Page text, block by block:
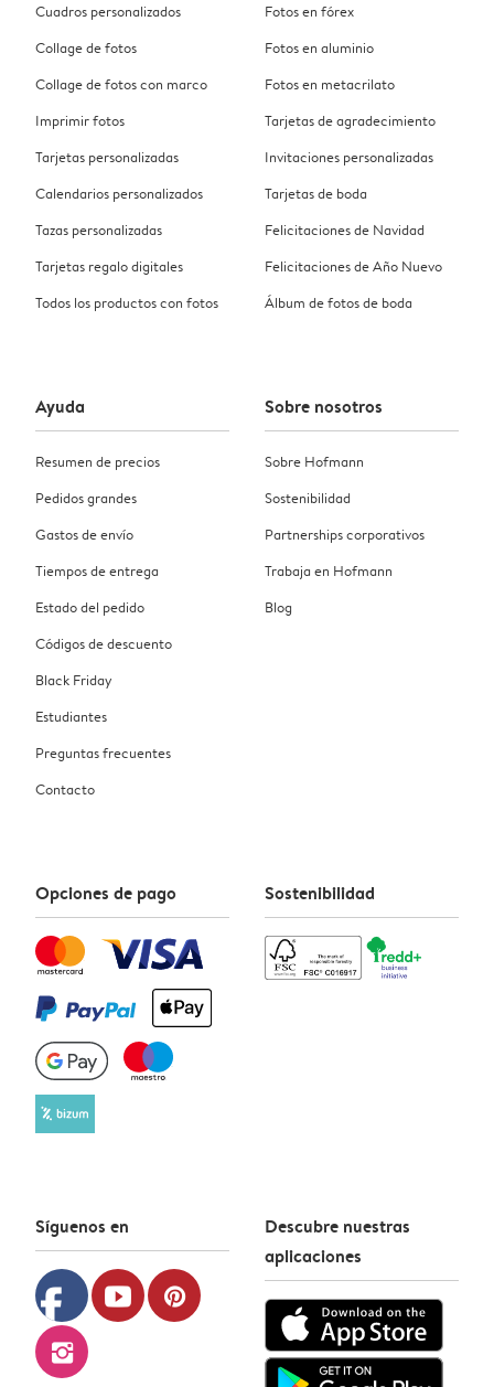
Cuadros personalizados
Collage de fotos
Collage de fotos con marco
Imprimir fotos
Tarjetas personalizadas
Calendarios personalizados
Tazas personalizadas
Tarjetas regalo digitales
Todos los productos con fotos
Fotos en fórex
Fotos en aluminio
Fotos en metacrilato
Tarjetas de agradecimiento
Invitaciones personalizadas
Tarjetas de boda
Felicitaciones de Navidad
Felicitaciones de Año Nuevo
Álbum de fotos de boda
Ayuda
Resumen de precios
Pedidos grandes
Gastos de envío
Tiempos de entrega
Estado del pedido
Códigos de descuento
Black Friday
Estudiantes
Preguntas frecuentes
Contacto
Sobre nosotros
Sobre Hofmann
Sostenibilidad
Partnerships corporativos
Trabaja en Hofmann
Blog
Opciones de pago Sostenibilidad
Síguenos en
facebook youtube pinterest
instagram
Descubre nuestras
aplicaciones